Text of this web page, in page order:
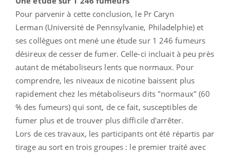
Pour parvenir à cette conclusion, le Pr Caryn
Lerman (Université de Pennsylvanie, Philadelphie) et
ses collègues ont mené une étude sur 1 246 fumeurs
désireux de cesser de fumer. Celle-ci incluait à peu près
autant de métaboliseurs lents que normaux. Pour
comprendre, les niveaux de nicotine baissent plus
rapidement chez les métaboliseurs dits "normaux" (60
% des fumeurs) qui sont, de ce fait, susceptibles de
fumer plus et de trouver plus difficile d'arrêter.
Lors de ces travaux, les participants ont été répartis par
tirage au sort en trois groupes : le premier traité avec